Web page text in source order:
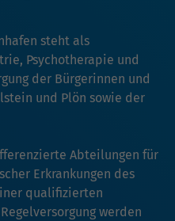
steht als
Psychotherapie und
der Bürgerinnen und
und Plön sowie der
Abteilungen für
Erkrankungen des
qualifizierten
werden